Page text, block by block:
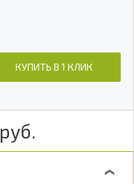
КУПИТЬ В 1 КЛИК
руб.
❯